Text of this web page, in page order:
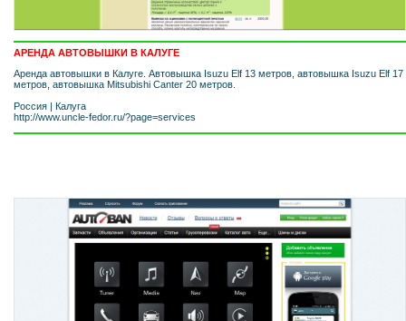
АРЕНДА АВТОВЫШКИ В КАЛУГЕ
Аренда автовышки в Калуге. Автовышка Isuzu Elf 13 метров, автовышка Isuzu Elf 17
метров, автовышка Mitsubishi Canter 20 метров.
Россия | Калуга
http://www.uncle-fedor.ru/?page=services